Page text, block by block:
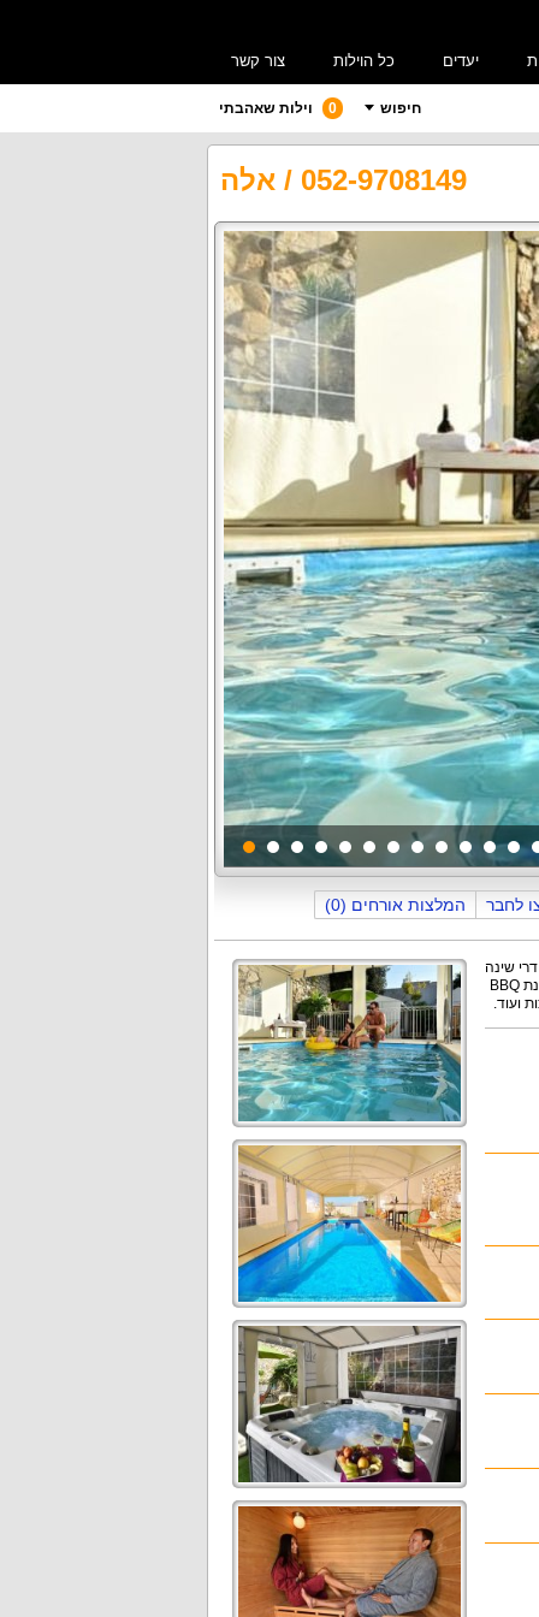
יעדים כל הוילות צור קשר
0 וילות שאהבתי חיפוש
052-9708149
/ אלה
לחבר המלצות אורחים (0)
ועוד.